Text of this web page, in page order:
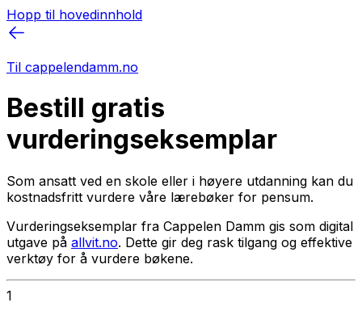
Hopp til hovedinnhold
Til cappelendamm.no
Bestill gratis
vurderingseksemplar
Som ansatt ved en skole eller i høyere utdanning kan du
kostnadsfritt vurdere våre lærebøker for pensum.
Vurderingseksemplar fra Cappelen Damm gis som digital
utgave på allvit.no. Dette gir deg rask tilgang og effektive
verktøy for å vurdere bøkene.
1